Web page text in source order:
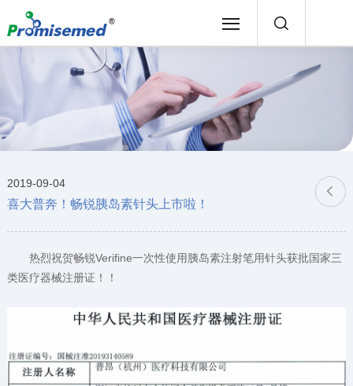
2019-09-04
喜大普奔！畅锐胰岛素针头上市啦！
热烈祝贺畅锐Verifine一次性使用胰岛素注射笔用针头获批国家三
类医疗器械注册证！！